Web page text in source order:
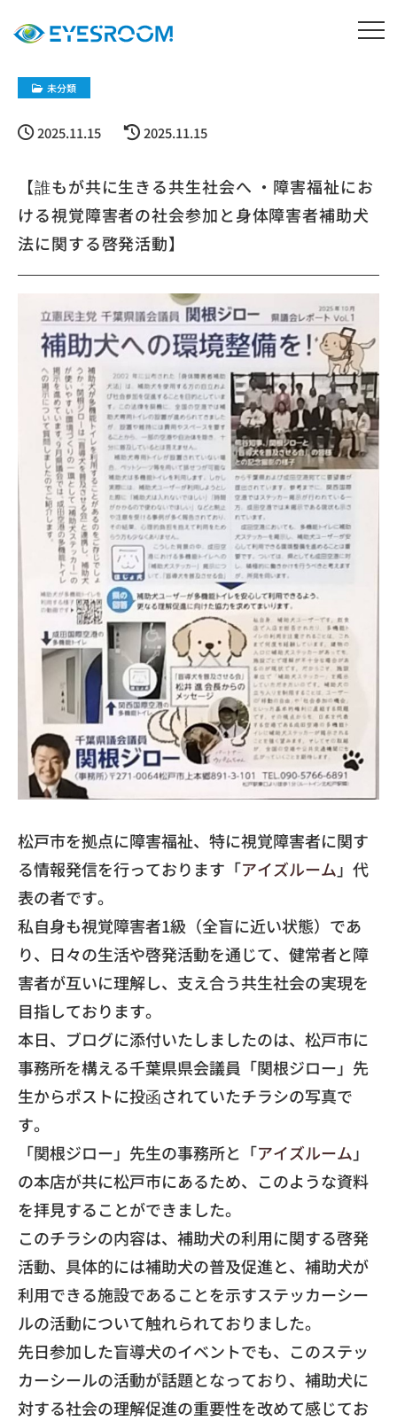
未分類
2025.11.15 2025.11.15
【誰もが共に生きる共生社会へ ・障害福祉にお
ける視覚障害者の社会参加と身体障害者補助犬
法に関する啓発活動】
​松戸市を拠点に障害福祉、特に視覚障害者に関す
る情報発信を行っております「アイズルーム」代
表の者です。
​私自身も視覚障害者1級（全盲に近い状態）であ
り、日々の生活や啓発活動を通じて、健常者と障
害者が互いに理解し、支え合う共生社会の実現を
目指しております。
​本日、ブログに添付いたしましたのは、松戸市に
事務所を構える千葉県県会議員「関根ジロー」先
生からポストに投函されていたチラシの写真で
す。
​「関根ジロー」先生の事務所と「アイズルーム」
の本店が共に松戸市にあるため、このような資料
を拝見することができました。
​このチラシの内容は、補助犬の利用に関する啓発
活動、具体的には補助犬の普及促進と、補助犬が
利用できる施設であることを示すステッカーシー
ルの活動について触れられておりました。
​先日参加した盲導犬のイベントでも、このステッ
カーシールの活動が話題となっており、補助犬に
対する社会の理解促進の重要性を改めて感じてお